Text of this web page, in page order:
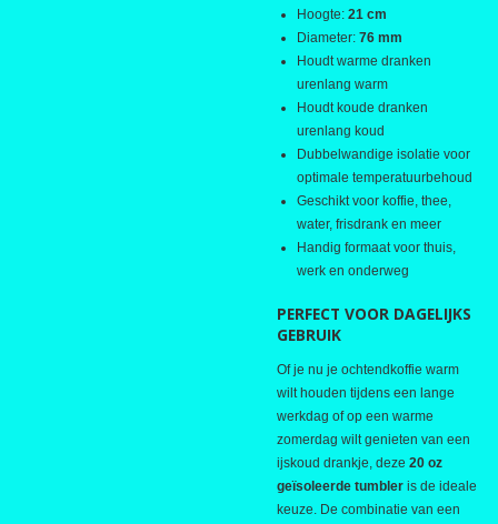
Hoogte: 21 cm
Diameter: 76 mm
Houdt warme dranken
urenlang warm
Houdt koude dranken
urenlang koud
Dubbelwandige isolatie voor
optimale temperatuurbehoud
Geschikt voor koffie, thee,
water, frisdrank en meer
Handig formaat voor thuis,
werk en onderweg
PERFECT VOOR DAGELIJKS
GEBRUIK
Of je nu je ochtendkoffie warm
wilt houden tijdens een lange
werkdag of op een warme
zomerdag wilt genieten van een
ijskoud drankje, deze 20 oz
geïsoleerde tumbler is de ideale
keuze. De combinatie van een